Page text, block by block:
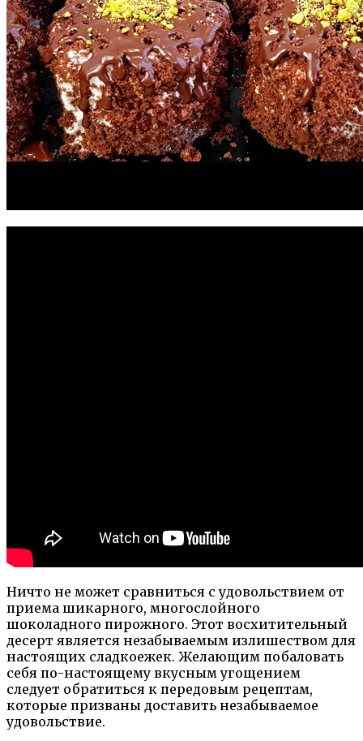
Ничто не может сравниться с удовольствием от
приема шикарного, многослойного
шоколадного пирожного. Этот восхитительный
десерт является незабываемым излишеством для
настоящих сладкоежек. Желающим побаловать
себя по-настоящему вкусным угощением
следует обратиться к передовым рецептам,
которые призваны доставить незабываемое
удовольствие.